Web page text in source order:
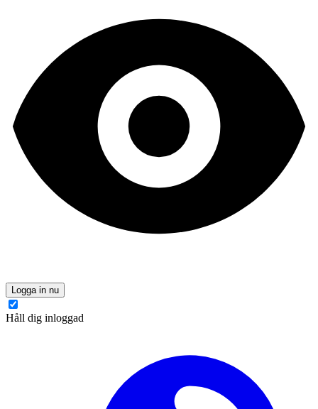
Logga in nu
Håll dig inloggad